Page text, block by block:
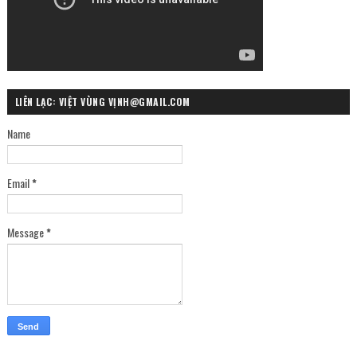
LIÊN LẠC: VIỆT VÙNG VỊNH@GMAIL.COM
Name
Email*
Message*